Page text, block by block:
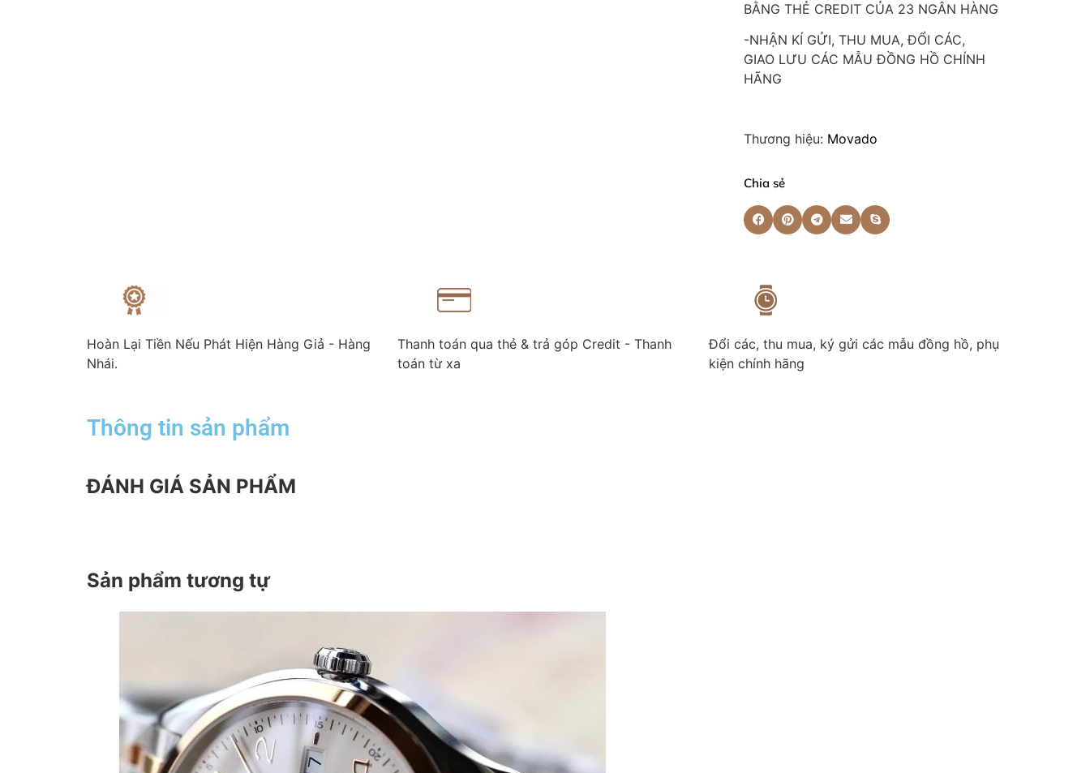
BẰNG THẺ CREDIT CỦA 23 NGÂN HÀNG
-NHẬN KÍ GỬI, THU MUA, ĐỔI CÁC,
GIAO LƯU CÁC MẪU ĐỒNG HỒ CHÍNH
HÃNG
Thương hiệu: Movado
Chia sẻ
Hoàn Lại Tiền Nếu Phát Hiện Hàng Giả - Hàng
Nhái.
Thanh toán qua thẻ & trả góp Credit - Thanh
toán từ xa
Đổi các, thu mua, ký gửi các mẫu đồng hồ, phụ
kiện chính hãng
Thông tin sản phẩm
ĐÁNH GIÁ SẢN PHẨM
Sản phẩm tương tự